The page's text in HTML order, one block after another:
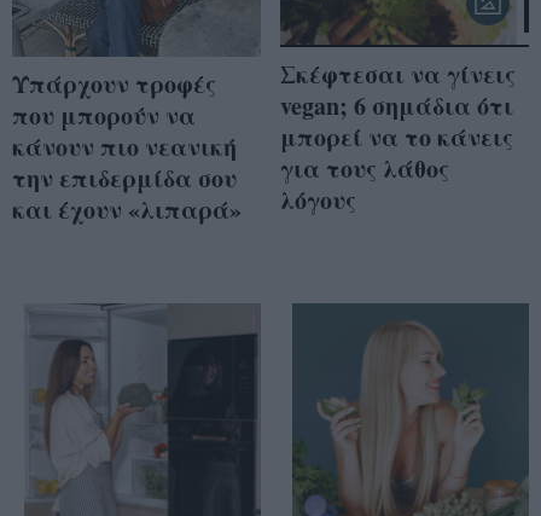
Υπάρχουν τροφές
που μπορούν να
κάνουν πιο νεανική
την επιδερμίδα σου
και έχουν «λιπαρά»
Σκέφτεσαι να γίνεις
vegan; 6 σημάδια ότι
μπορεί να το κάνεις
για τους λάθος
λόγους